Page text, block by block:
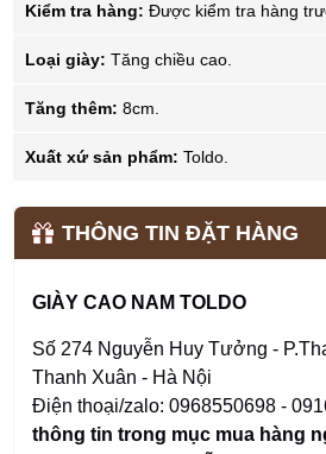
Kiểm tra hàng: Được kiểm tra hàng
Loại giày: Tăng chiều cao.
Tăng thêm: 8cm.
Xuất xứ sản phẩm: Toldo.
THÔNG TIN ĐẶT HÀNG
GIÀY CAO NAM TOLDO
Số 274 Nguyễn Huy Tưởng -
Thanh Xuân - Hà Nội
Điện thoại/zalo: 0968550698 -
thông tin trong mục mua hàng